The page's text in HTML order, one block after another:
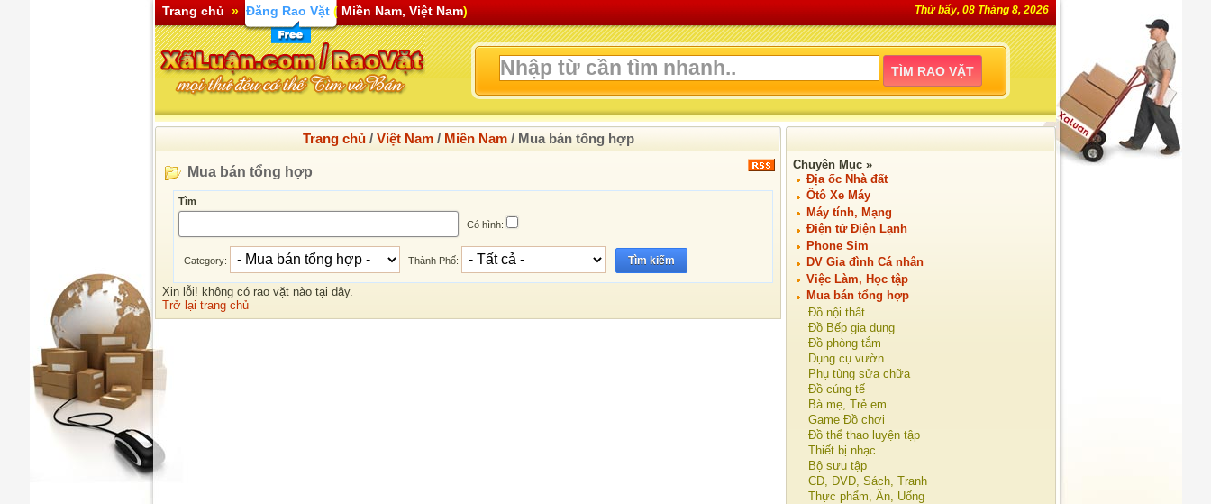
Trang chủ » Đăng Rao Vặt ( Miền Nam, Việt Nam) Thứ bẩy, 08 Tháng 8, 2026
Trang chủ/ Việt Nam/ Miền Nam/ Mua bán tổng hợp
Mua bán tổng hợp
Tìm
Có hình:
Category: Thành Phố: Tìm kiếm
Xin lỗi! không có rao vặt nào tại dây.
Trở lại trang chủ
Chuyên Mục »
Địa ốc Nhà đất
Ôtô Xe Máy
Máy tính, Mạng
Điện tử Điện Lạnh
Phone Sim
DV Gia đình Cá nhân
Việc Làm, Học tập
Mua bán tổng hợp
Đồ nội thất
Đồ Bếp gia dụng
Đồ phòng tắm
Dụng cụ vườn
Phụ tùng sửa chữa
Đồ cúng tế
Bà mẹ, Trẻ em
Game Đồ chơi
Đồ thể thao luyện tập
Thiết bị nhạc
Bộ sưu tập
CD, DVD, Sách, Tranh
Thực phẩm, Ăn, Uống